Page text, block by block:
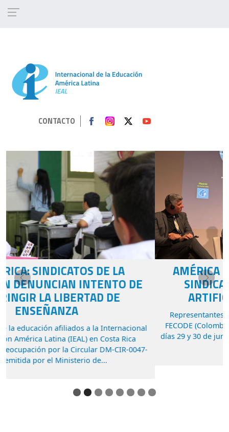
CONTACTO
AMÉRICA LATINA IMPULSA AGENDA
SINDICAL SOBRE INTELIGENCIA
ARTIFICIAL EN LA EDUCACIÓN
Representantes de la CNTE (Brasil), CTERA (Argentina),
FECODE (Colombia) y FUMTEP (Uruguay) participaron los
días 29 y 30 de junio en Madrid en la primera reunión de la
red de...
Previous Next